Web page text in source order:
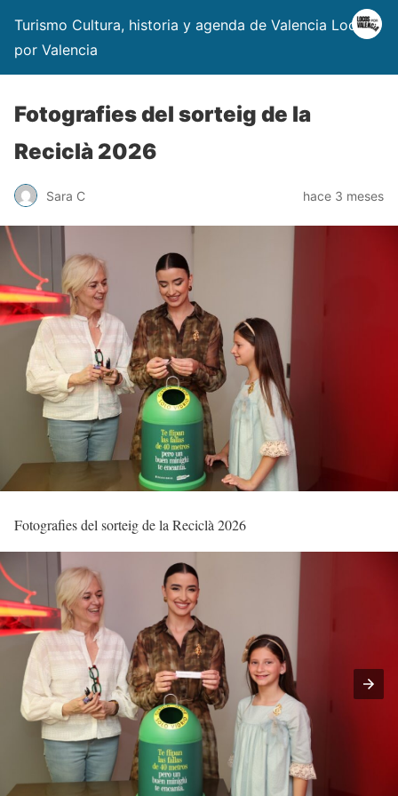
Turismo Cultura, historia y agenda de Valencia Locos
por Valencia
Fotografies del sorteig de la
Reciclà 2026
Sara C hace 3 meses
Fotografies del sorteig de la Reciclà 2026